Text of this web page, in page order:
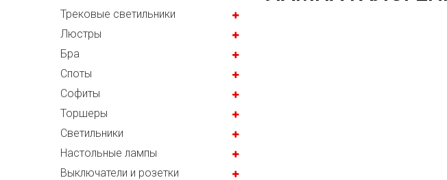
Трековые светильники
Люстры
Бра
Споты
Софиты
Торшеры
Светильники
Настольные лампы
Выключатели и розетки